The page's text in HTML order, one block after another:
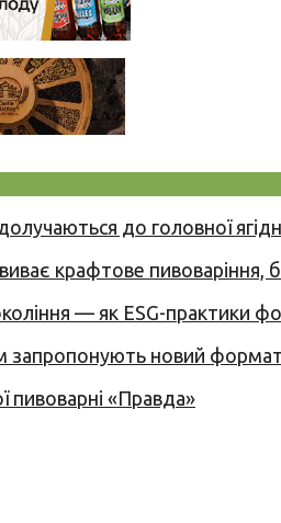
до головної
крафтове пивоваріння,
— як ESG-практики
запропонують новий
пивоварні «Правда»